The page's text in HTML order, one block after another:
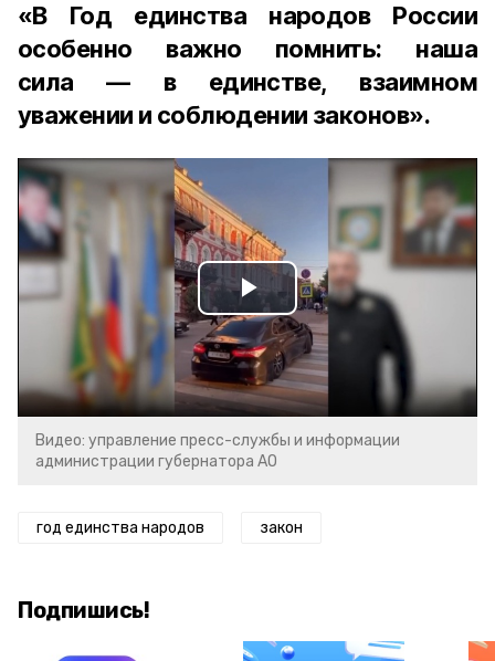
«В Год единства народов России
особенно важно помнить: наша
сила — в единстве, взаимном
уважении и соблюдении законов».
Play
Video
Видео: управление пресс-службы и информации
администрации губернатора АО
год единства народов закон
Подпишись!